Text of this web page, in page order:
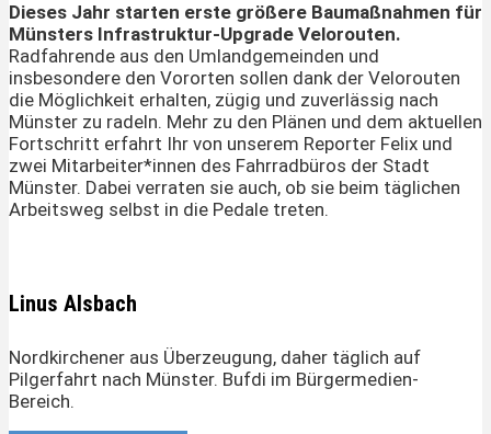
Dieses Jahr starten erste größere Baumaßnahmen für
Münsters Infrastruktur-Upgrade Velorouten.
Radfahrende aus den Umlandgemeinden und
insbesondere den Vororten sollen dank der Velorouten
die Möglichkeit erhalten, zügig und zuverlässig nach
Münster zu radeln. Mehr zu den Plänen und dem aktuellen
Fortschritt erfahrt Ihr von unserem Reporter Felix und
zwei Mitarbeiter*innen des Fahrradbüros der Stadt
Münster. Dabei verraten sie auch, ob sie beim täglichen
Arbeitsweg selbst in die Pedale treten.
Linus Alsbach
Nordkirchener aus Überzeugung, daher täglich auf
Pilgerfahrt nach Münster. Bufdi im Bürgermedien-
Bereich.